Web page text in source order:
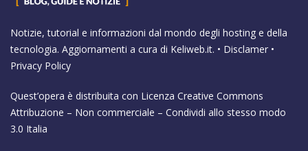
Notizie, tutorial e informazioni dal mondo degli hosting e della
tecnologia. Aggiornamenti a cura di Keliweb.it. • Disclamer •
Privacy Policy
Quest’opera è distribuita con Licenza Creative Commons
Attribuzione – Non commerciale – Condividi allo stesso modo
3.0 Italia